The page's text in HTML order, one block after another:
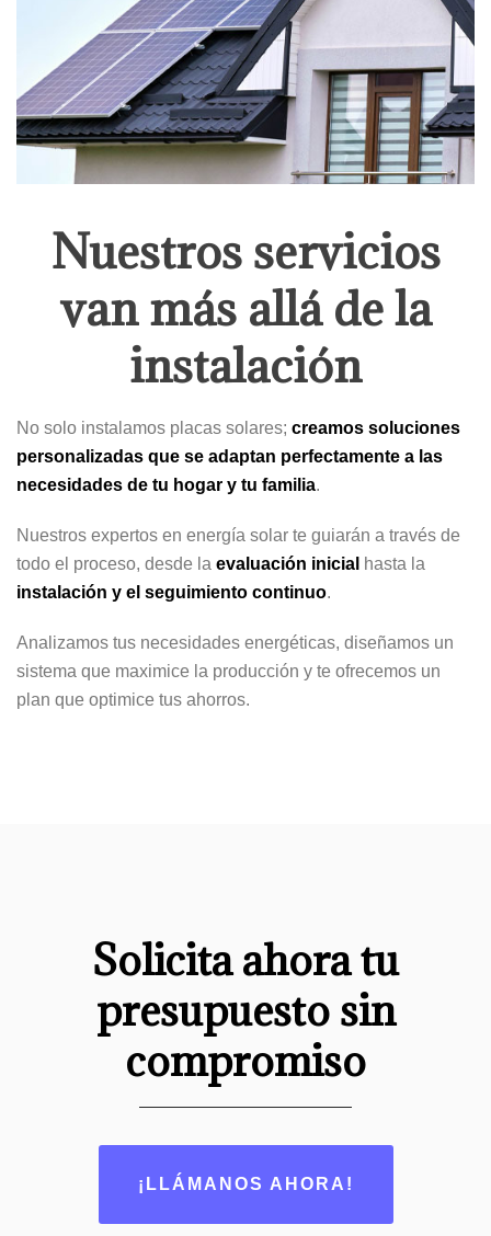
Nuestros servicios
van más allá de la
instalación
No solo instalamos placas solares; creamos soluciones
personalizadas que se adaptan perfectamente a las
necesidades de tu hogar y tu familia.
Nuestros expertos en energía solar te guiarán a través de
todo el proceso, desde la evaluación inicial hasta la
instalación y el seguimiento continuo.
Analizamos tus necesidades energéticas, diseñamos un
sistema que maximice la producción y te ofrecemos un
plan que optimice tus ahorros.
Solicita ahora tu
presupuesto sin
compromiso
¡LLÁMANOS AHORA!